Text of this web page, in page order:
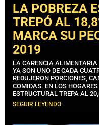
LA POBREZA
TREPÓ AL
MARCA SU
2019
LA CARENCIA ALIMENTARIA
YA SON UNO DE CADA
REDUJERON PORCIONES,
COMIDAS. EN LOS
ESTRUCTURAL TREPA AL
SEGUIR LEYENDO